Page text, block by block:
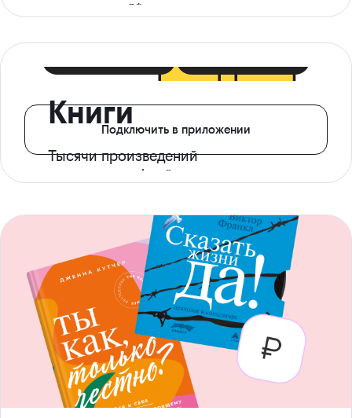
ограничений*
Книги
Тысячи произведений
с доступом офлайн
Подключить в приложении